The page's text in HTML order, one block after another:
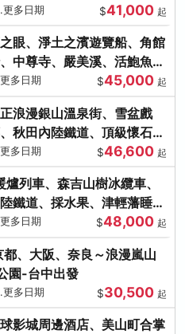
多日期 $41,000 起
眼、淨土之濱遊覽船、角館
中尊寺、嚴美溪、活鮑魚
多日期 $45,000 起
浪漫銀山溫泉街、雪盆戲
秋田內陸鐵道、頂級懷石料
多日期 $46,600 起
列車、森吉山樹冰纜車、
鐵道、採水果、津輕藩睡魔
多日期 $48,000 起
、大阪、奈良～浪漫嵐山
園-台中出發
多日期 $30,500 起
影城周邊酒店、美山町合掌